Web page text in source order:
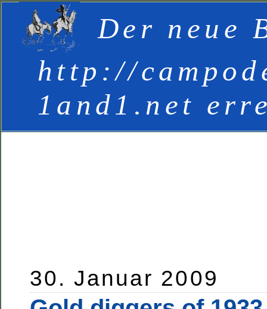
Der neue
http://
1and1.net
30. Januar 2009